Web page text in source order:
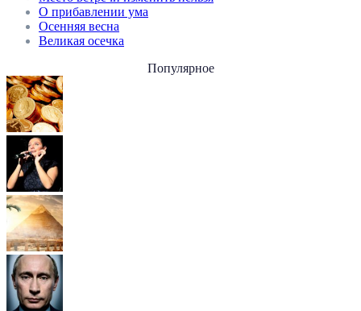
О прибавлении ума
Осенняя весна
Великая осечка
Популярное